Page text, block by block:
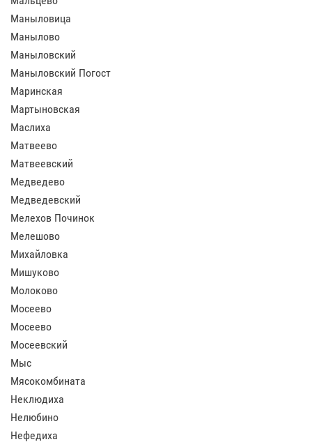
Маныловица
Манылово
Маныловский
Маныловский Погост
Маринская
Мартыновская
Маслиха
Матвеево
Матвеевский
Медведево
Медведевский
Мелехов Починок
Мелешово
Михайловка
Мишуково
Молоково
Мосеево
Мосеево
Мосеевский
Мыс
Мясокомбината
Неклюдиха
Нелюбино
Нефедиха